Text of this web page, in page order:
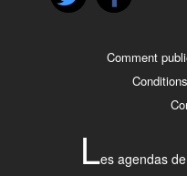
Comment
Les agendas